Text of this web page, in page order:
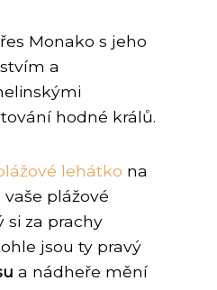
Monako s jeho
a
hodné králů.
lehátko na
plážové
si za prachy
jsou ty pravý
a nádheře mění